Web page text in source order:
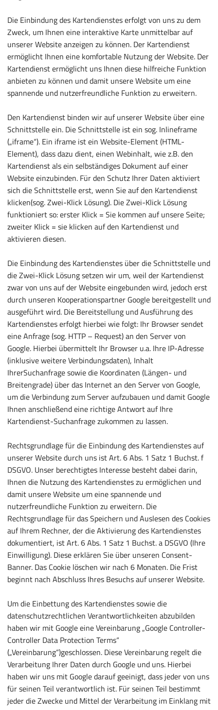
Die Einbindung des Kartendienstes erfolgt von uns zu dem
Zweck, um Ihnen eine interaktive Karte unmittelbar auf
unserer Website anzeigen zu können. Der Kartendienst
ermöglicht Ihnen eine komfortable Nutzung der Website. Der
Kartendienst ermöglicht uns Ihnen diese hilfreiche Funktion
anbieten zu können und damit unsere Website um eine
spannende und nutzerfreundliche Funktion zu erweitern.
Den Kartendienst binden wir auf unserer Website über eine
Schnittstelle ein. Die Schnittstelle ist ein sog. Inlineframe
(„iframe“). Ein iframe ist ein Website-Element (HTML-
Element), dass dazu dient, einen Webinhalt, wie z.B. den
Kartendienst als ein selbständiges Dokument auf einer
Website einzubinden. Für den Schutz Ihrer Daten aktiviert
sich die Schnittstelle erst, wenn Sie auf den Kartendienst
klicken(sog. Zwei-Klick Lösung). Die Zwei-Klick Lösung
funktioniert so: erster Klick = Sie kommen auf unsere Seite;
zweiter Klick = sie klicken auf den Kartendienst und
aktivieren diesen.
Die Einbindung des Kartendienstes über die Schnittstelle und
die Zwei-Klick Lösung setzen wir um, weil der Kartendienst
zwar von uns auf der Website eingebunden wird, jedoch erst
durch unseren Kooperationspartner Google bereitgestellt und
ausgeführt wird. Die Bereitstellung und Ausführung des
Kartendienstes erfolgt hierbei wie folgt: Ihr Browser sendet
eine Anfrage (sog. HTTP – Request) an den Server von
Google. Hierbei übermittelt Ihr Browser u.a. Ihre IP-Adresse
(inklusive weitere Verbindungsdaten), Inhalt
IhrerSuchanfrage sowie die Koordinaten (Längen- und
Breitengrade) über das Internet an den Server von Google,
um die Verbindung zum Server aufzubauen und damit Google
Ihnen anschließend eine richtige Antwort auf Ihre
Kartendienst-Suchanfrage zukommen zu lassen.
Rechtsgrundlage für die Einbindung des Kartendienstes auf
unserer Website durch uns ist Art. 6 Abs. 1 Satz 1 Buchst. f
DSGVO. Unser berechtigtes Interesse besteht dabei darin,
Ihnen die Nutzung des Kartendienstes zu ermöglichen und
damit unsere Website um eine spannende und
nutzerfreundliche Funktion zu erweitern. Die
Rechtsgrundlage für das Speichern und Auslesen des Cookies
auf Ihrem Rechner, der die Aktivierung des Kartendienstes
dokumentiert, ist Art. 6 Abs. 1 Satz 1 Buchst. a DSGVO (Ihre
Einwilligung). Diese erklären Sie über unseren Consent-
Banner. Das Cookie löschen wir nach 6 Monaten. Die Frist
beginnt nach Abschluss Ihres Besuchs auf unserer Website.
Um die Einbettung des Kartendienstes sowie die
datenschutzrechtlichen Verantwortlichkeiten abzubilden
haben wir mit Google eine Vereinbarung „Google Controller-
Controller Data Protection Terms“
(„Vereinbarung“)geschlossen. Diese Vereinbarung regelt die
Verarbeitung Ihrer Daten durch Google und uns. Hierbei
haben wir uns mit Google darauf geeinigt, dass jeder von uns
für seinen Teil verantwortlich ist. Für seinen Teil bestimmt
jeder die Zwecke und Mittel der Verarbeitung im Einklang mit